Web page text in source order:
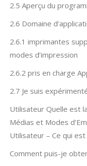
2.5 Aperçu du
2.6 Domaine
2.6.1 imprimantes
modes d’impression
2.6.2 pris en charge
2.7 Je suis
Utilisateur Quelle est
Médias et Modes
Utilisateur – Ce qui
Comment puis-je